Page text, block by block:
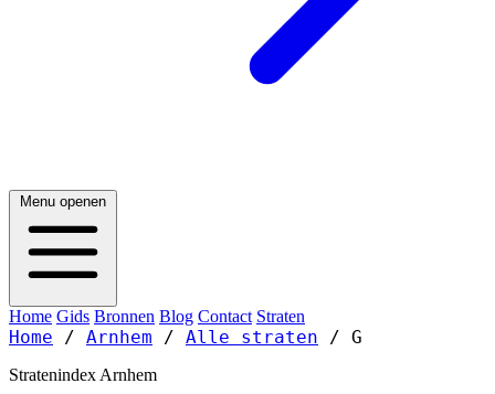
Menu openen
Home Gids Bronnen Blog Contact Straten
Home / Arnhem / Alle straten / G
Stratenindex Arnhem